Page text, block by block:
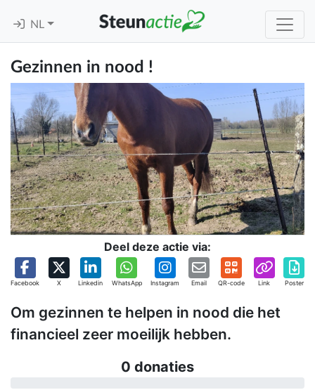
NL
Gezinnen in nood !
Deel deze actie via:
Facebook X Linkedin WhatsApp Instagram Email QR-code Link Poster
Om gezinnen te helpen in nood die het
financieel zeer moeilijk hebben.
0 donaties